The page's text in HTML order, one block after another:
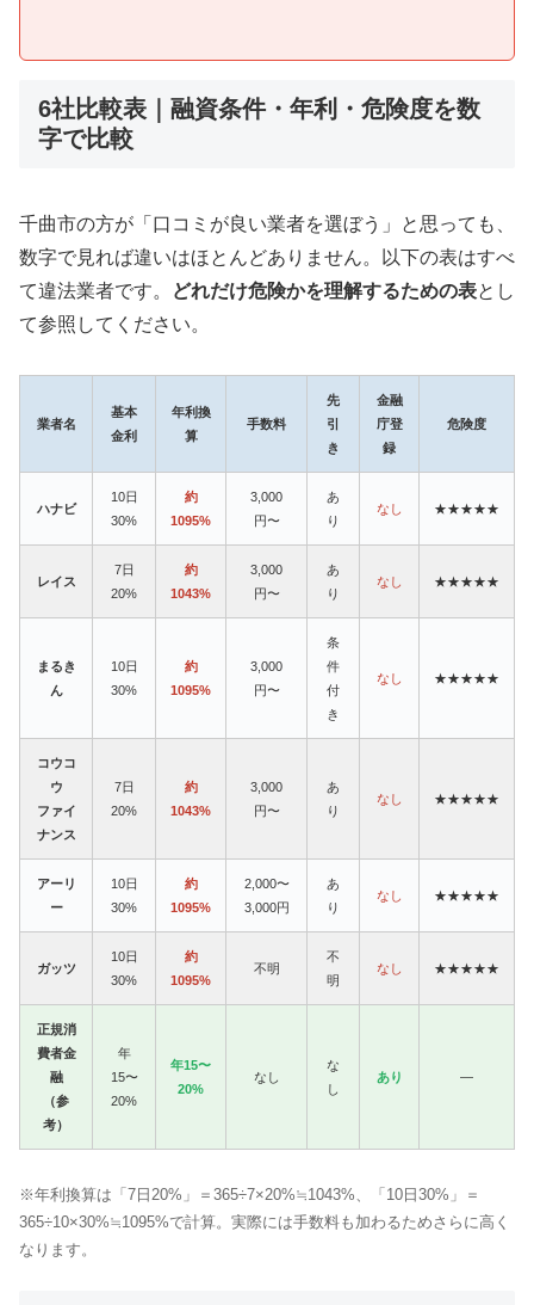
6社比較表｜融資条件・年利・危険度を数
字で比較
千曲市の方が「口コミが良い業者を選ぼう」と思っても、
数字で見れば違いはほとんどありません。以下の表はすべ
て違法業者です。
どれだけ危険かを理解するための表とし
て参照してください。
業者名
基本
金利
年利換
算
手数料
先
引
き
金融
庁登
録
危険度
ハナビ
10日
30%
約
1095%
3,000
円〜
あ
り
なし ★★★★★
レイス
7日
20%
約
1043%
3,000
円〜
あ
り
なし ★★★★★
まるき
ん
10日
30%
約
1095%
3,000
円〜
条
件
付
き
なし ★★★★★
コウコ
ウ
ファイ
ナンス
7日
20%
約
1043%
3,000
円〜
あ
り
なし ★★★★★
アーリ
ー
10日
30%
約
1095%
2,000〜
3,000円
あ
り
なし ★★★★★
ガッツ
10日
30%
約
1095%
不明
不
明
なし ★★★★★
正規消
費者金
融
（参
考）
年
15〜
20%
年15〜
20%
なし
な
し
あり —
※年利換算は「7日20%」＝365÷7×20%≒1043%、「10日30%」＝
365÷10×30%≒1095%で計算。実際には手数料も加わるためさらに高く
なります。